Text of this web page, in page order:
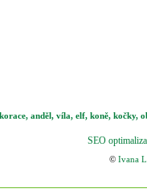
, anděl, víla, elf, koně, kočky,
SEO
© Ivana